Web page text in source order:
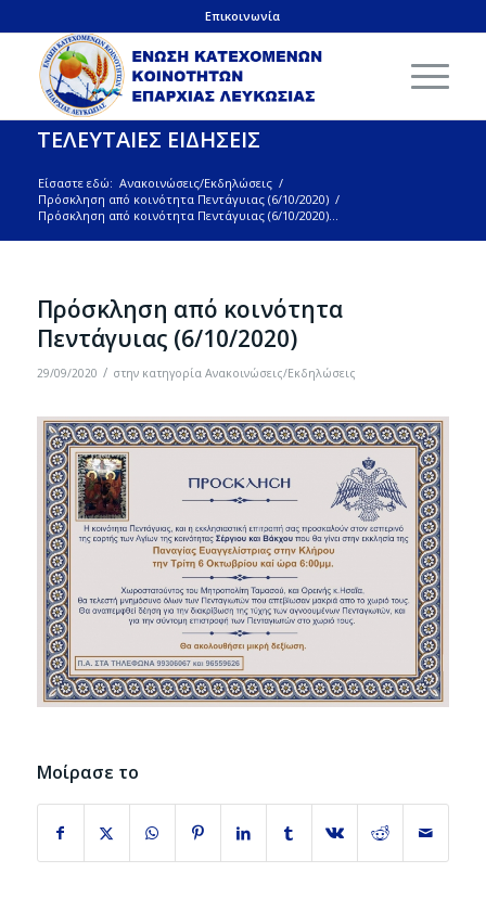
Επικοινωνία
ΤΕΛΕΥΤΑΙΕΣ ΕΙΔΗΣΕΙΣ
Είσαστε εδώ: Ανακοινώσεις/Εκδηλώσεις /
Πρόσκληση από κοινότητα Πεντάγυιας (6/10/2020) /
Πρόσκληση από κοινότητα Πεντάγυιας (6/10/2020)...
Πρόσκληση από κοινότητα
Πεντάγυιας (6/10/2020)
29/09/2020 / στην κατηγορία Ανακοινώσεις/Εκδηλώσεις
Μοίρασε το